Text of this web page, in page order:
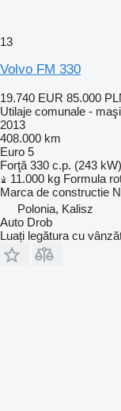
13
Volvo FM 330
19.740 EUR 85.000
Utilaje comunale -
2013
408.000 km
Euro 5
Forţă 330 c.p. (243 kW)
11.000 kg Formula
Marca de constructie
Polonia, Kalisz
Auto Drob
Luați legătura cu